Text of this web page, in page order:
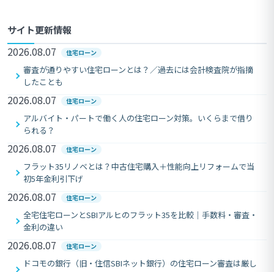
サイト更新情報
2026.08.07 住宅ローン
審査が通りやすい住宅ローンとは？／過去には会計検査院が指摘
したことも
2026.08.07 住宅ローン
アルバイト・パートで働く人の住宅ローン対策。いくらまで借り
られる？
2026.08.07 住宅ローン
フラット35リノベとは？中古住宅購入＋性能向上リフォームで当
初5年金利引下げ
2026.08.07 住宅ローン
全宅住宅ローンとSBIアルヒのフラット35を比較｜手数料・審査・
金利の違い
2026.08.07 住宅ローン
ドコモの銀行（旧・住信SBIネット銀行）の住宅ローン審査は厳し